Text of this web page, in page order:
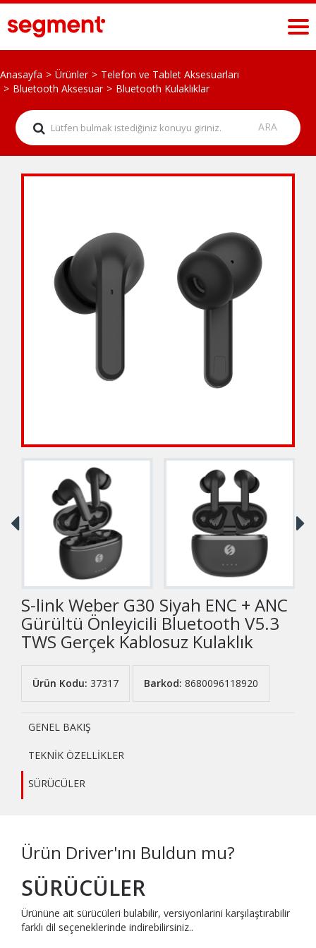
Anasayfa Ürünler
Telefon ve Tablet Aksesuarları
Bluetooth Aksesuar
Bluetooth Kulaklıklar
S-link Weber G30 Siyah ENC + ANC
Gürültü Önleyicili Bluetooth V5.3
TWS Gerçek Kablosuz Kulaklık
Ürün Kodu: 37317 Barkod: 8680096118920
GENEL BAKIŞ
TEKNİK ÖZELLİKLER
SÜRÜCÜLER
Ürün Driver'ını Buldun mu?
SÜRÜCÜLER
Ürününe ait sürücüleri bulabilir, versiyonlarini karşılaştırabilir
farklı dil seçeneklerinde indirebilirsiniz..